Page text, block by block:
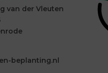
van der Vleuten
beplanting.nl